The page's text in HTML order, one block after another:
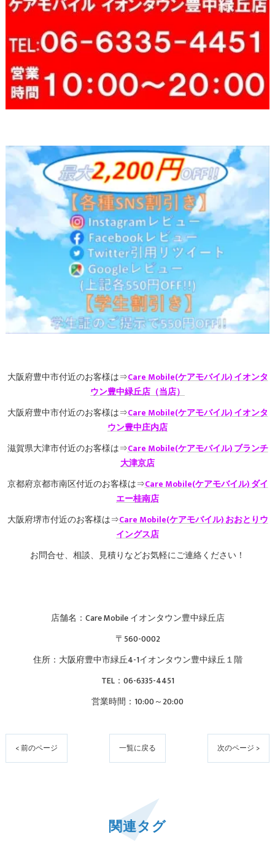
大阪府豊中市付近のお客様は⇒Care Mobile(ケアモバイル) イオンタ
ウン豊中緑丘店（当店）
大阪府豊中市付近のお客様は⇒Care Mobile(ケアモバイル) イオンタ
ウン豊中庄内店
滋賀県大津市付近のお客様は⇒Care Mobile(ケアモバイル) ブランチ
大津京店
京都府京都市南区付近のお客様は⇒Care Mobile(ケアモバイル) ダイ
エー桂南店
大阪府堺市付近のお客様は⇒Care Mobile(ケアモバイル) おおとりウ
イングス店
お問合せ、相談、見積りなどお気軽にご連絡ください！
店舗名：Care Mobile イオンタウン豊中緑丘店
〒560-0002
住所：大阪府豊中市緑丘4-1イオンタウン豊中緑丘１階
TEL：06-6335-4451
営業時間：10:00～20:00
< 前のページ 一覧に戻る 次のページ >
関連タグ